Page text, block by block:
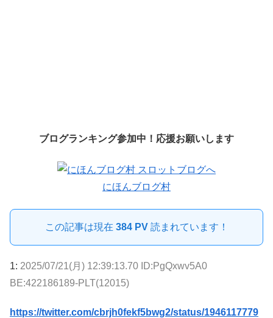
ブログランキング参加中！応援お願いします
にほんブログ村
この記事は現在 384 PV読まれています！
1: 2025/07/21(月) 12:39:13.70 ID:PgQxwv5A0
BE:422186189-PLT(12015)
https://twitter.com/cbrjh0fekf5bwg2/status/1946117779